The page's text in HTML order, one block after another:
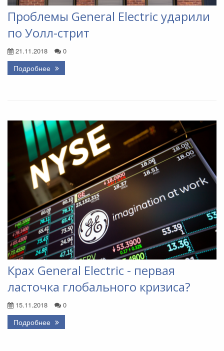
Проблемы General Electric ударили
по Уолл-стрит
21.11.2018 0
Подробнее
Крах General Electric - первая
ласточка глобального кризиса?
15.11.2018 0
Подробнее